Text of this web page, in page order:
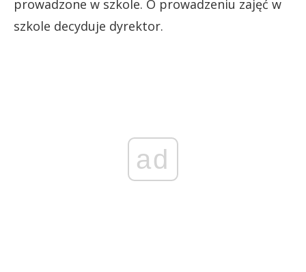
prowadzone w szkole. O prowadzeniu zajęć w
szkole decyduje dyrektor.
ad